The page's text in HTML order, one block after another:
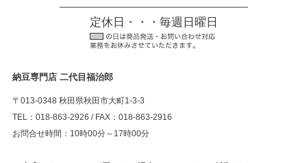
定休日・・・毎週日曜日
納豆専門店 二代目福治郎
〒013-0348 秋田県秋田市大町1-3-3
TEL：018-863-2926 / FAX：018-863-2916
お問合せ時間：10時00分～17時00分